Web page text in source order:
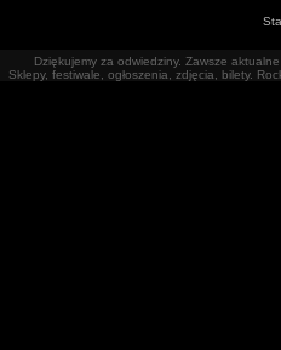
Dziękujemy za odwiedziny. Zawsze
Sklepy, festiwale, ogłoszenia, zdjęcia, bilety.